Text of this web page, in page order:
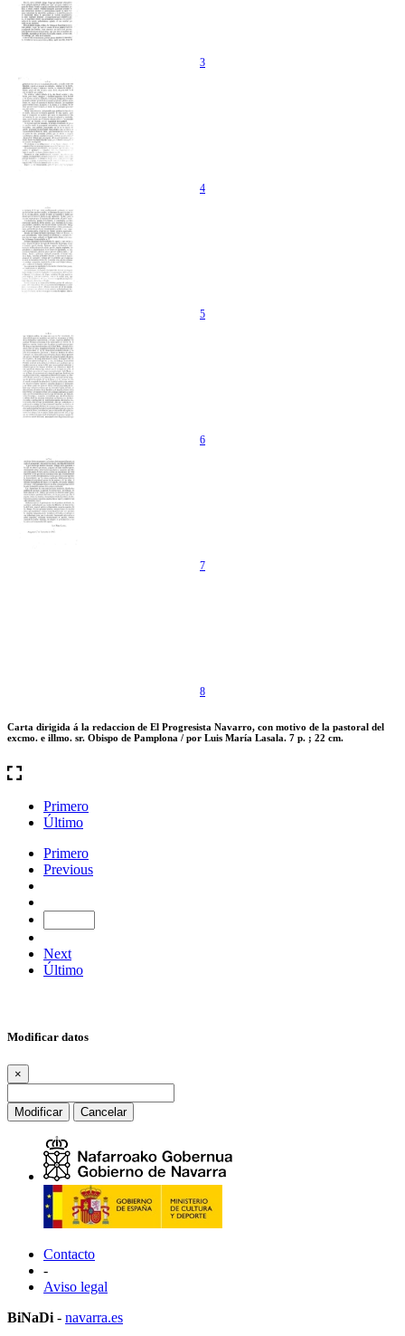
3
4
5
6
7
8
Carta dirigida á la redaccion de El Progresista Navarro, con motivo de la pastoral del
excmo. e illmo. sr. Obispo de Pamplona / por Luis María Lasala. 7 p. ; 22 cm.
Primero
Último
Primero
Previous
Next
Último
Modificar datos
×
Modificar Cancelar
Contacto
-
Aviso legal
BiNaDi - navarra.es